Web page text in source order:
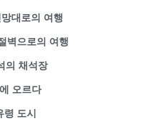
대로의 여행
벽으로의 여행
의 채석장
오르다
도시